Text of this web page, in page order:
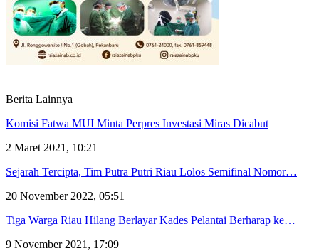
Berita Lainnya
Komisi Fatwa MUI Minta Perpres Investasi Miras Dicabut
2 Maret 2021, 10:21
Sejarah Tercipta, Tim Putra Putri Riau Lolos Semifinal Nomor…
20 November 2022, 05:51
Tiga Warga Riau Hilang Berlayar Kades Pelantai Berharap ke…
9 November 2021, 17:09